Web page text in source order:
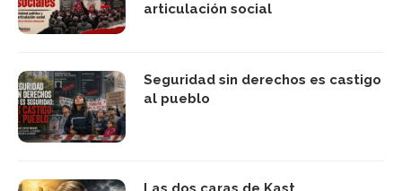
articulación social
Seguridad sin derechos es castigo
al pueblo